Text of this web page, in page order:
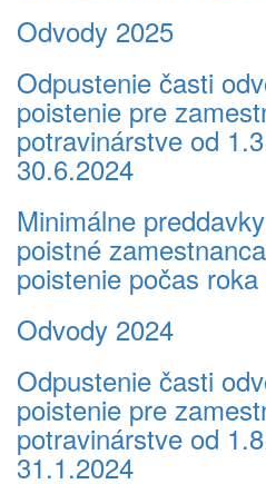
Odvody 2025
Odpustenie časti
poistenie pre
potravinárstve od
30.6.2024
Minimálne
poistné
poistenie počas
Odvody 2024
Odpustenie časti
poistenie pre
potravinárstve od
31.1.2024